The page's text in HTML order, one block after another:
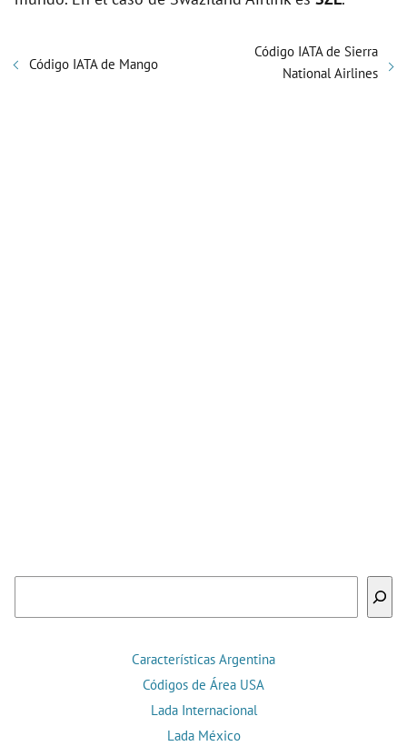
Código IATA de Mango
Código IATA de Sierra
National Airlines
Características Argentina
Códigos de Área USA
Lada Internacional
Lada México